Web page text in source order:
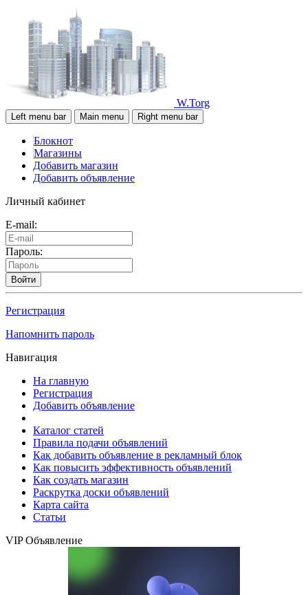
W.Torg
Left menu bar Main menu Right menu bar
Блокнот
Магазины
Добавить магазин
Добавить объявление
Личный кабинет
E-mail:
Пароль:
Войти
Регистрация
Напомнить пароль
Навигация
На главную
Регистрация
Добавить объявление
Каталог статей
Правила подачи объявлений
Как добавить объявление в рекламный блок
Как повысить эффективность объявлений
Как создать магазин
Раскрутка доски объявлений
Карта сайта
Статьи
VIP Объявление